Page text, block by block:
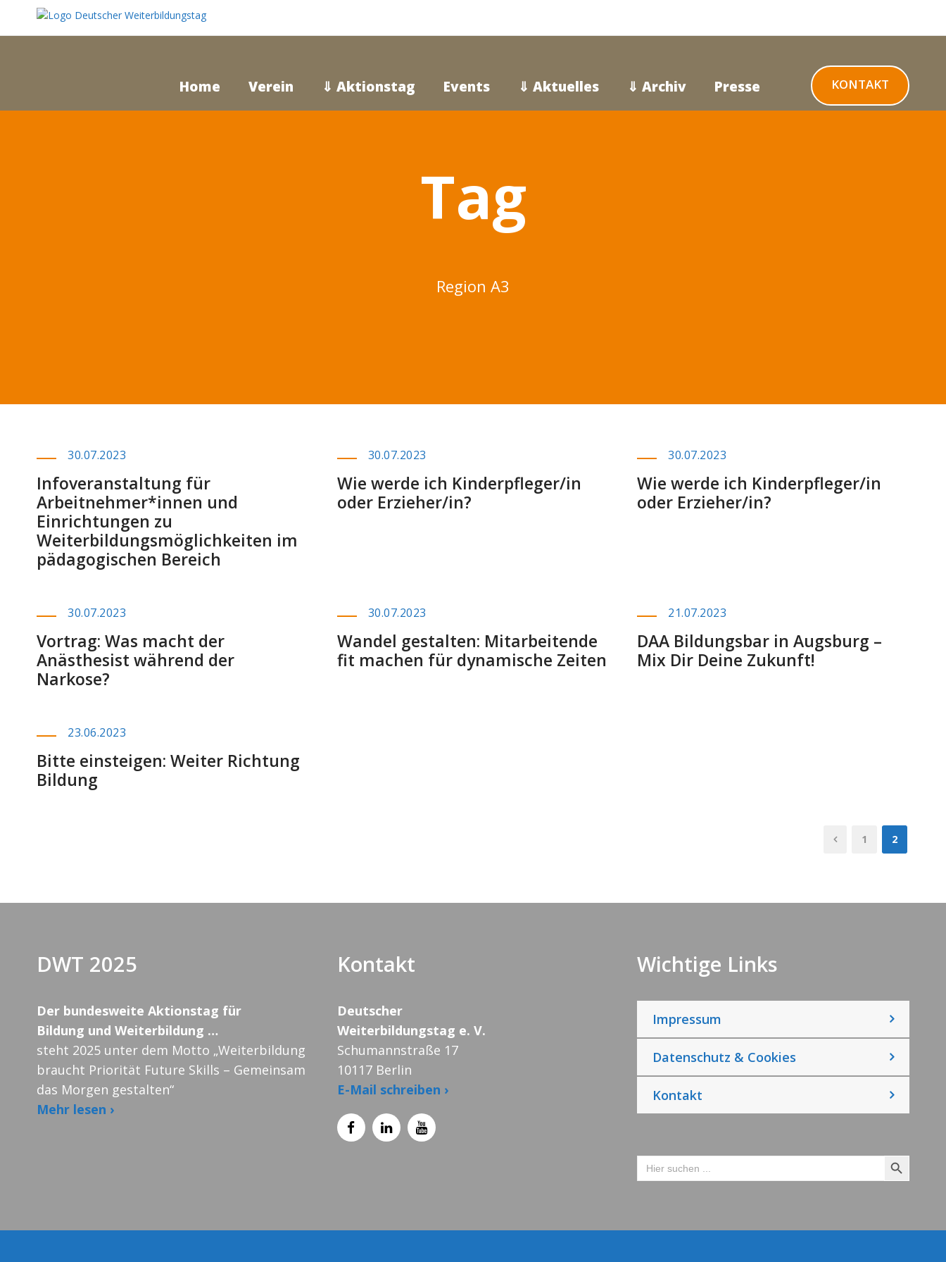
Home Verein ⇓ Aktionstag Events ⇓ Aktuelles ⇓ Archiv Presse KONTAKT
Tag
Region A3
30.07.2023
Infoveranstaltung für
Arbeitnehmer*innen und
Einrichtungen zu
Weiterbildungsmöglichkeiten im
pädagogischen Bereich
30.07.2023
Wie werde ich Kinderpfleger/in
oder Erzieher/in?
30.07.2023
Wie werde ich Kinderpfleger/in
oder Erzieher/in?
30.07.2023
Vortrag: Was macht der
Anästhesist während der
Narkose?
30.07.2023
Wandel gestalten: Mitarbeitende
fit machen für dynamische Zeiten
21.07.2023
DAA Bildungsbar in Augsburg –
Mix Dir Deine Zukunft!
23.06.2023
Bitte einsteigen: Weiter Richtung
Bildung
1 2
DWT 2025
Der bundesweite Aktionstag für
Bildung und Weiterbildung …
steht 2025 unter dem Motto „Weiterbildung
braucht Priorität Future Skills – Gemeinsam
das Morgen gestalten“
Mehr lesen ›
Kontakt
Deutscher
Weiterbildungstag e. V.
Schumannstraße 17
10117 Berlin
E-Mail schreiben ›
Wichtige Links
Impressum
Datenschutz & Cookies
Kontakt
Search
for:
Search Button